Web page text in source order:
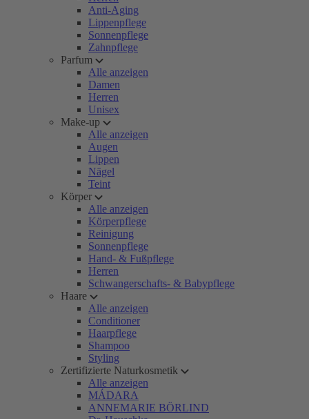
Anti-Aging
Lippenpflege
Sonnenpflege
Zahnpflege
Parfum
Alle anzeigen
Damen
Herren
Unisex
Make-up
Alle anzeigen
Augen
Lippen
Nägel
Teint
Körper
Alle anzeigen
Körperpflege
Reinigung
Sonnenpflege
Hand- & Fußpflege
Herren
Schwangerschafts- & Babypflege
Haare
Alle anzeigen
Conditioner
Haarpflege
Shampoo
Styling
Zertifizierte Naturkosmetik
Alle anzeigen
MÁDARA
ANNEMARIE BÖRLIND